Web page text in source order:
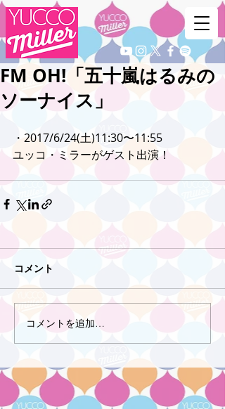
FM OH!「五十嵐はるみの
ソーナイス」
・2017/6/24(土)11:30〜11:55
ユッコ・ミラーがゲスト出演！
コメント
コメントを追加…